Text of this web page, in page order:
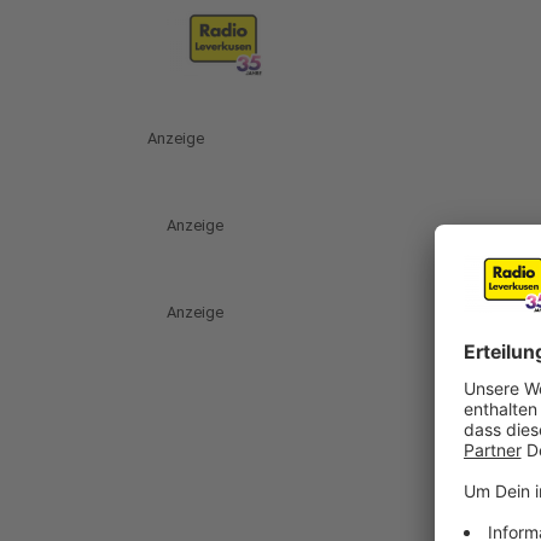
Anzeige
Anzeige
Anzeige